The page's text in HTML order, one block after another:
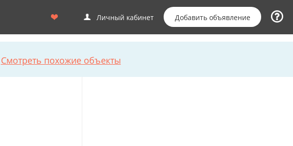
Личный кабинет Добавить объявление
Смотреть похожие объекты